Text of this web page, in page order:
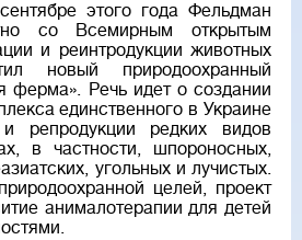
этого года Фельдман
со Всемирным открытым
и реинтродукции животных
новый природоохранный
ферма». Речь идет о создании
единственного в Украине
репродукции редких видов
в частности, шпороносных,
угольных и лучистых.
целей, проект
анималотерапии для детей